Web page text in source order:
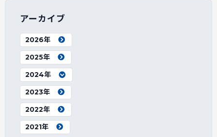
アーカイブ
2026年
2025年
2024年
2023年
2022年
2021年